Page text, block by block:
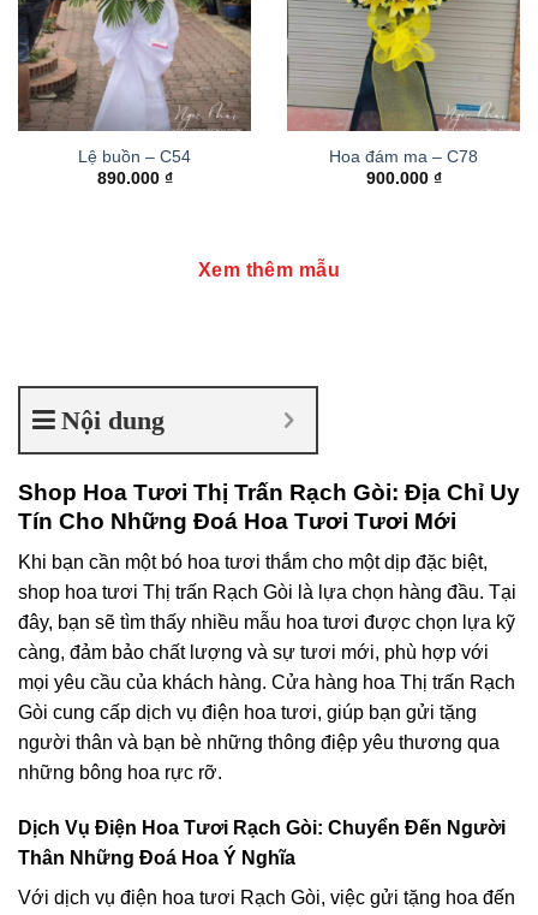
Lệ buồn – C54
890.000 ₫
Hoa đám ma – C78
900.000 ₫
Xem thêm mẫu
Nội dung
Shop Hoa Tươi Thị Trấn Rạch Gòi: Địa Chỉ Uy
Tín Cho Những Đoá Hoa Tươi Tươi Mới
Khi bạn cần một bó hoa tươi thắm cho một dịp đặc biệt,
shop hoa tươi Thị trấn Rạch Gòi là lựa chọn hàng đầu. Tại
đây, bạn sẽ tìm thấy nhiều mẫu hoa tươi được chọn lựa kỹ
càng, đảm bảo chất lượng và sự tươi mới, phù hợp với
mọi yêu cầu của khách hàng. Cửa hàng hoa Thị trấn Rạch
Gòi cung cấp dịch vụ điện hoa tươi, giúp bạn gửi tặng
người thân và bạn bè những thông điệp yêu thương qua
những bông hoa rực rỡ.
Dịch Vụ Điện Hoa Tươi Rạch Gòi: Chuyển Đến Người
Thân Những Đoá Hoa Ý Nghĩa
Với dịch vụ điện hoa tươi Rạch Gòi, việc gửi tặng hoa đến